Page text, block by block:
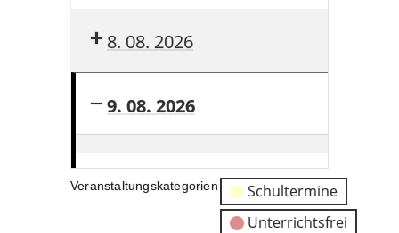
8. 08. 2026
9. 08. 2026
(ganztags)
Veranstaltungskategorien
Schultermine
Unterrichtsfrei